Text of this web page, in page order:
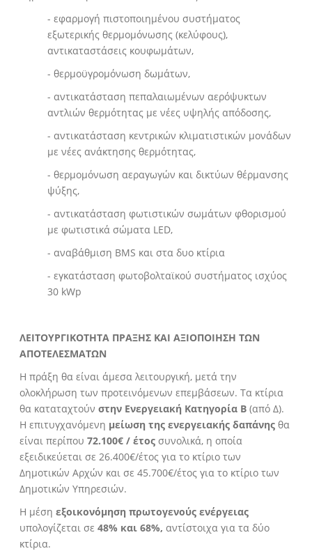
- εφαρμογή πιστοποιημένου συστήματος
εξωτερικής θερμομόνωσης (κελύφους),
αντικαταστάσεις κουφωμάτων,
- θερμοϋγρομόνωση δωμάτων,
- αντικατάσταση πεπαλαιωμένων αερόψυκτων
αντλιών θερμότητας με νέες υψηλής απόδοσης,
- αντικατάσταση κεντρικών κλιματιστικών μονάδων
με νέες ανάκτησης θερμότητας,
- θερμομόνωση αεραγωγών και δικτύων θέρμανσης
ψύξης,
- αντικατάσταση φωτιστικών σωμάτων φθορισμού
με φωτιστικά σώματα LED,
- αναβάθμιση BMS και στα δυο κτίρια
- εγκατάσταση φωτοβολταϊκού συστήματος ισχύος
30 kWp
ΛΕΙΤΟΥΡΓΙΚΟΤΗΤΑ ΠΡΑΞΗΣ ΚΑΙ ΑΞΙΟΠΟΙΗΣΗ ΤΩΝ
ΑΠΟΤΕΛΕΣΜΑΤΩΝ
Η πράξη θα είναι άμεσα λειτουργική, μετά την
ολοκλήρωση των προτεινόμενων επεμβάσεων. Τα κτίρια
θα καταταχτούνστην Ενεργειακή Κατηγορία Β (από Δ).
Η επιτυγχανόμενη μείωση της ενεργειακής δαπάνης θα
είναι περίπου72.100€ / έτος συνολικά, η οποία
εξειδικεύεται σε 26.400€/έτος για το κτίριο των
Δημοτικών Αρχών και σε 45.700€/έτος για το κτίριο των
Δημοτικών Υπηρεσιών.
Η μέσηεξοικονόμηση πρωτογενούς ενέργειας
υπολογίζεται σε48% και 68%, αντίστοιχα για τα δύο
κτίρια.